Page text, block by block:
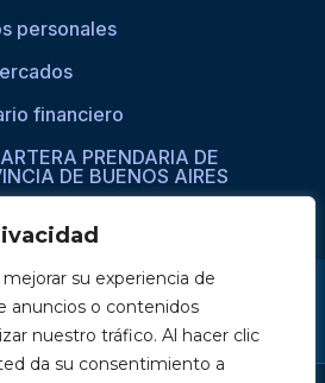
su experiencia de
anuncios o contenidos
nuestro tráfico. Al hacer clic
da su consentimiento a
personales
financiero
PRENDARIA DE
DE BUENOS AIRES
dificultades visuales para acceder a la
través del explorador Microsoft Edge,
de reproducción de texto a voz